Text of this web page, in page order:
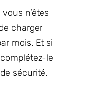
n’êtes
charger
mois. Et si
le
sécurité.